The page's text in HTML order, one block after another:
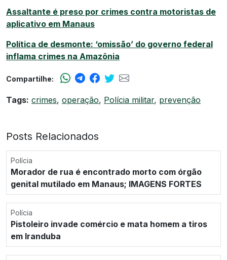
Assaltante é preso por crimes contra motoristas de
aplicativo em Manaus
Política de desmonte: ‘omissão’ do governo federal
inflama crimes na Amazônia
Compartilhe:
Tags: crimes, operação, Polícia militar, prevenção
Posts Relacionados
Polícia
Morador de rua é encontrado morto com órgão
genital mutilado em Manaus; IMAGENS FORTES
Polícia
Pistoleiro invade comércio e mata homem a tiros
em Iranduba